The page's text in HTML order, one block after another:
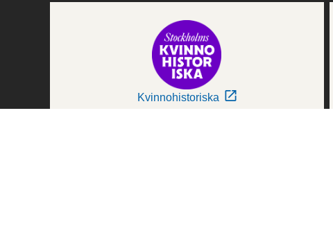
Kvinnohistoriska